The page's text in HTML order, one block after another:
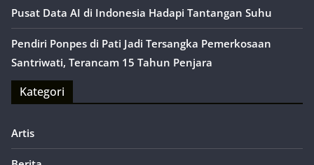
Pusat Data AI di Indonesia Hadapi Tantangan Suhu
Pendiri Ponpes di Pati Jadi Tersangka Pemerkosaan
Santriwati, Terancam 15 Tahun Penjara
Kategori
Artis